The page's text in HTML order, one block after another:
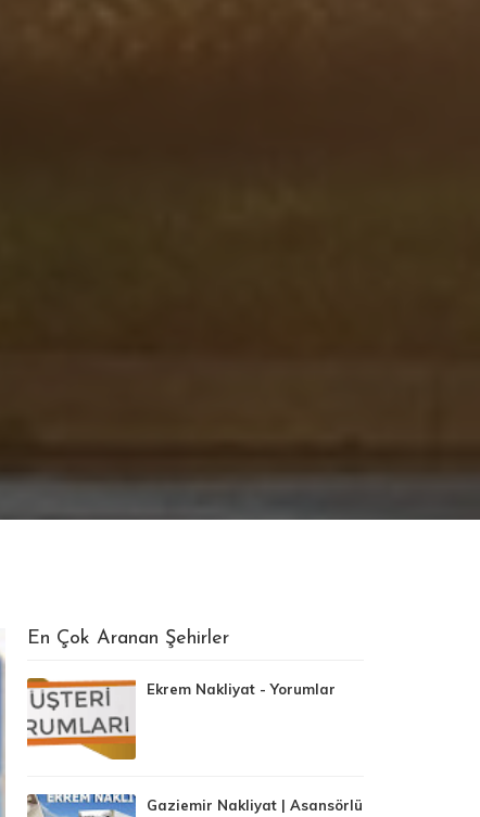
En Çok Aranan Şehirler
Ekrem Nakliyat - Yorumlar
Gaziemir Nakliyat | Asansörlü